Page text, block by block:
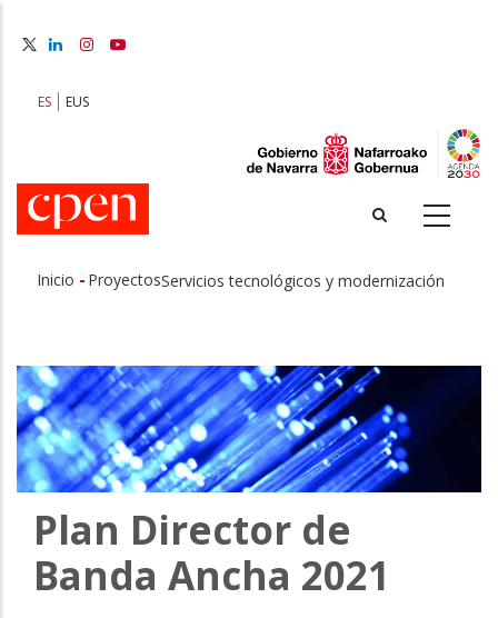
principal
ES EUS
de
ayuda
a
la
navegación
Inicio - ProyectosServicios tecnológicos y modernización
Plan Director de
Banda Ancha 2021